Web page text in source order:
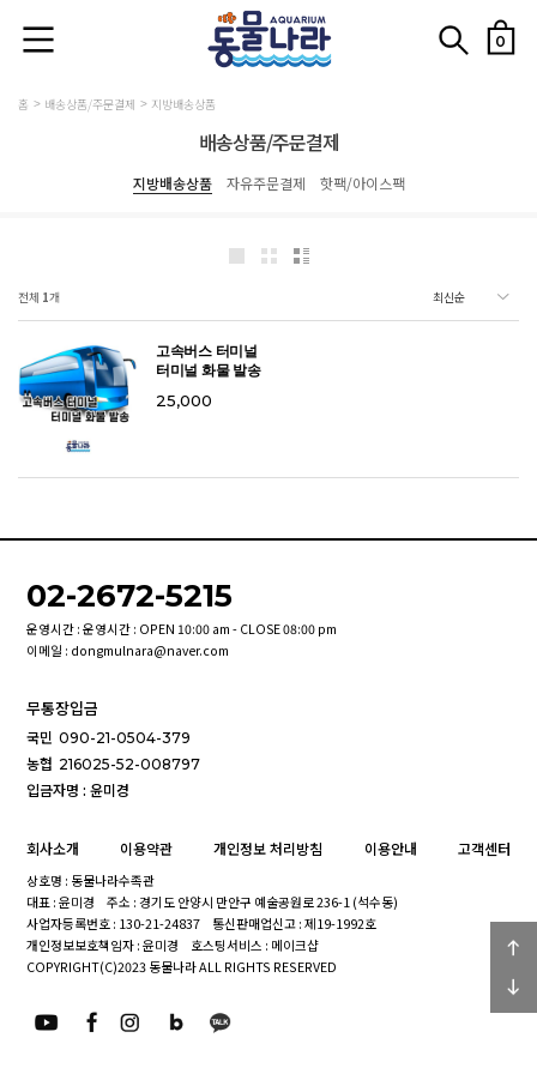
0
홈 배송상품/주문결제 지방배송상품
배송상품/주문결제
지방배송상품 자유주문결제 핫팩/아이스팩
전체 1개
고속버스 터미널
터미널 화물 발송
25,000
02-2672-5215
운영시간 : 운영시간 : OPEN 10:00 am - CLOSE 08:00 pm
이메일 : dongmulnara@naver.com
무통장입금
국민 090-21-0504-379
농협 216025-52-008797
입금자명 : 윤미경
회사소개 이용약관 개인정보 처리방침 이용안내 고객센터
상호명 : 동물나라수족관
대표 : 윤미경
주소 : 경기도 안양시 만안구 예술공원로 236-1 (석수동)
사업자등록번호 : 130-21-24837
통신판매업신고 : 제19-1992호
개인정보보호책임자 : 윤미경
호스팅서비스 : 메이크샵
COPYRIGHT(C)2023 동물나라 ALL RIGHTS RESERVED